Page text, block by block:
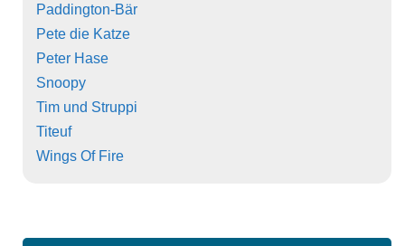
Paddington-Bär
Pete die Katze
Peter Hase
Snoopy
Tim und Struppi
Titeuf
Wings Of Fire